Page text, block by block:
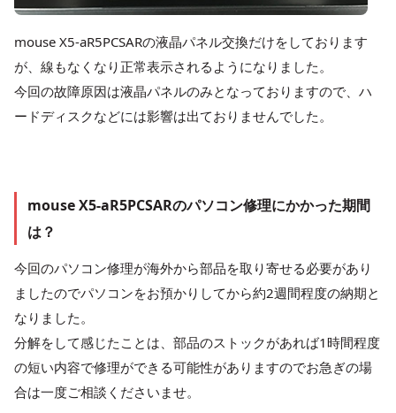
mouse X5-aR5PCSARの液晶パネル交換だけをしております
が、線もなくなり正常表示されるようになりました。
今回の故障原因は液晶パネルのみとなっておりますので、ハ
ードディスクなどには影響は出ておりませんでした。
mouse X5-aR5PCSARのパソコン修理にかかった期間
は？
今回のパソコン修理が海外から部品を取り寄せる必要があり
ましたのでパソコンをお預かりしてから約2週間程度の納期と
なりました。
分解をして感じたことは、部品のストックがあれば1時間程度
の短い内容で修理ができる可能性がありますのでお急ぎの場
合は一度ご相談くださいませ。